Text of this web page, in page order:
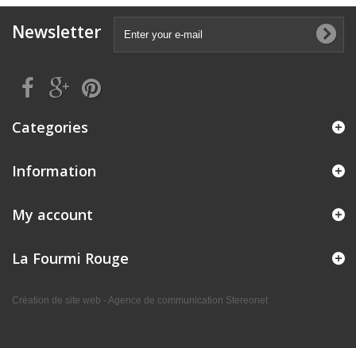
Newsletter
Categories
Information
My account
La Fourmi Rouge
Création de site web - Agence de communication Stereonet